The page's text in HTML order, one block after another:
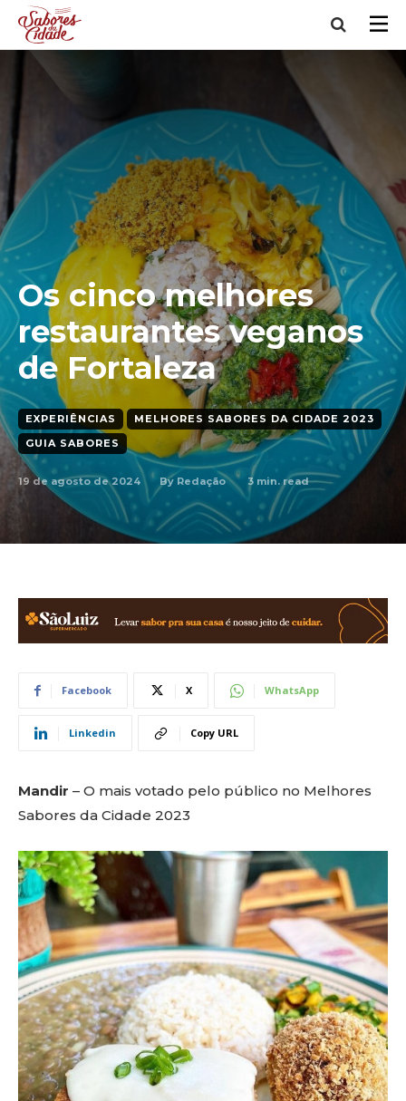
Os cinco melhores
restaurantes veganos
de Fortaleza
EXPERIÊNCIAS
MELHORES SABORES DA CIDADE 2023
GUIA SABORES
19 de agosto de 2024 By Redação 3 min. read
Facebook X WhatsApp
Linkedin Copy URL
Mandir – O mais votado pelo público no Melhores
Sabores da Cidade 2023